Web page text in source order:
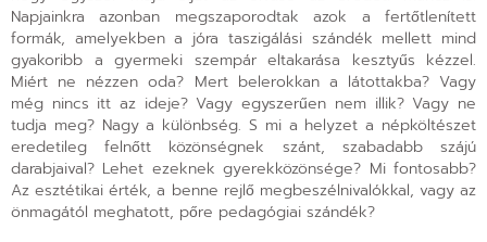
Napjainkra azonban megszaporodtak azok a fertőtlenített
formák, amelyekben a jóra taszigálási szándék mellett mind
gyakoribb a gyermeki szempár eltakarása kesztyűs kézzel.
Miért ne nézzen oda? Mert belerokkan a látottakba? Vagy
még nincs itt az ideje? Vagy egyszerűen nem illik? Vagy ne
tudja meg? Nagy a különbség. S mi a helyzet a népköltészet
eredetileg felnőtt közönségnek szánt, szabadabb szájú
darabjaival? Lehet ezeknek gyerekközönsége? Mi fontosabb?
Az esztétikai érték, a benne rejlő megbeszélnivalókkal, vagy az
önmagától meghatott, pőre pedagógiai szándék?